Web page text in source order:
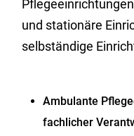
und stationäre
selbständige
Ambulante
fachlicher